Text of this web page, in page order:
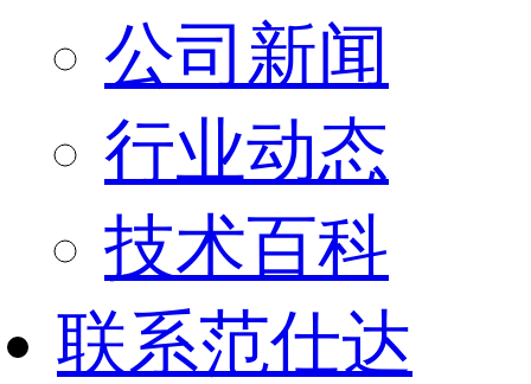
公司新闻
行业动态
技术百科
联系范仕达